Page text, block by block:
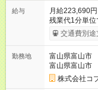
給与
月給223,690
交通費別途
勤務地
富山県富山市
富山県富山市
株式会社コ